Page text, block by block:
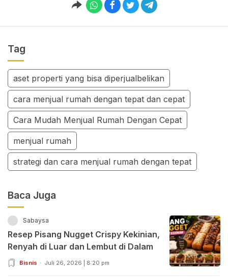
Tag
aset properti yang bisa diperjualbelikan
cara menjual rumah dengan tepat dan cepat
Cara Mudah Menjual Rumah Dengan Cepat
menjual rumah
strategi dan cara menjual rumah dengan tepat
Baca Juga
Sabaysa
Resep Pisang Nugget Crispy Kekinian,
Renyah di Luar dan Lembut di Dalam
Bisnis Juli 26, 2026 | 8:20 pm